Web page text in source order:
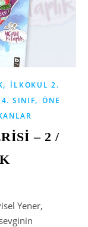
, İLKOKUL 2.
SINIF,ÖNE
– 2 /
Yener,